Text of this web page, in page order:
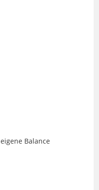
Balance